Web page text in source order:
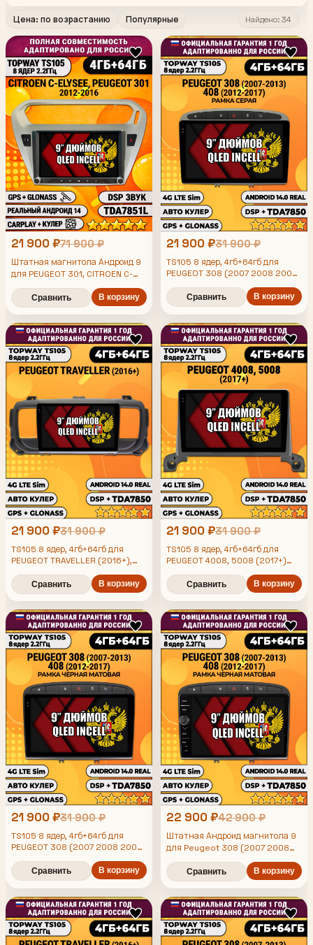
Цена: по возрастанию Популярные Найдено: 34
21 900 ₽71 900 ₽
Штатная магнитола Андроид 9
для PEUGEOT 301, CITROEN C-
ELYSEE (2012-2016), 4/64гб, DSP,
Topway TS105, беспроводной
CarPlay и Android Auto, GPS и
ГЛОНАСС
Сравнить В корзину
21 900 ₽31 900 ₽
TS105 8 ядер, 4гб+64гб для
PEUGEOT 308 (2007 2008 2009
(2012 2013 2014 2015 2016
2017), Android магнитола
Сравнить В корзину
21 900 ₽31 900 ₽
TS105 8 ядер, 4гб+64гб для
PEUGEOT TRAVELLER (2016+),
Android магнитола
Сравнить В корзину
21 900 ₽31 900 ₽
TS105 8 ядер, 4гб+64гб для
PEUGEOT 4008, 5008 (2017+)
Пежо, Android магнитола
Сравнить В корзину
21 900 ₽31 900 ₽
TS105 8 ядер, 4гб+64гб для
PEUGEOT 308 (2007 2008 2009
(2012 2013 2014 2015 2016
2017), Android магнитола
Сравнить В корзину
22 900 ₽42 900 ₽
Штатная Андроид магнитола 9
для Peugeot 308 (2007 2008
408 (2012 2013 2014 2015 2016
2017), TS105 8 ядер, 4/64гб, Qled
Gps/Глонасс
Сравнить В корзину